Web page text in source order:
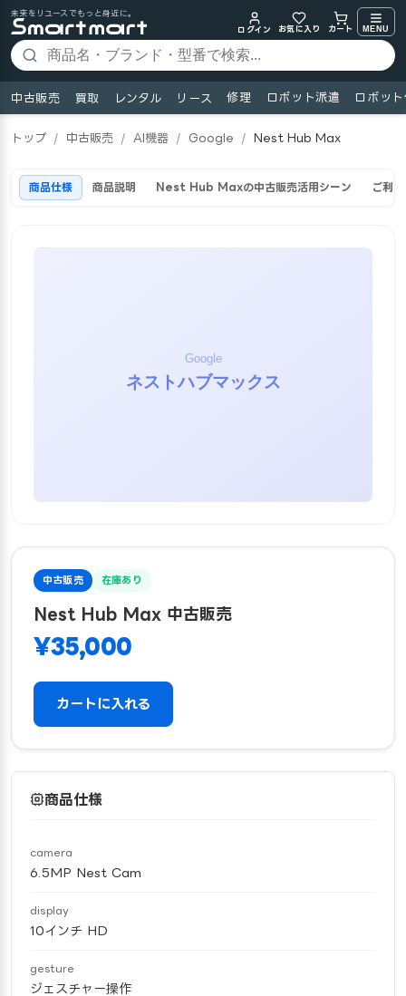
未来をリユースでもっと身近に。
ログイン
お気に入り カート MENU
中古販売 買取 レンタル リース 修理 ロボット派遣 ロボッ
トップ / 中古販売 / AI機器 / Google / Nest Hub Max
商品仕様 商品説明 Nest Hub Maxの中古販売活用シーン ご利
中古販売 在庫あり
Nest Hub Max 中古販売
¥35,000
カートに入れる
商品仕様
camera
6.5MP Nest Cam
display
10インチ HD
gesture
ジェスチャー操作